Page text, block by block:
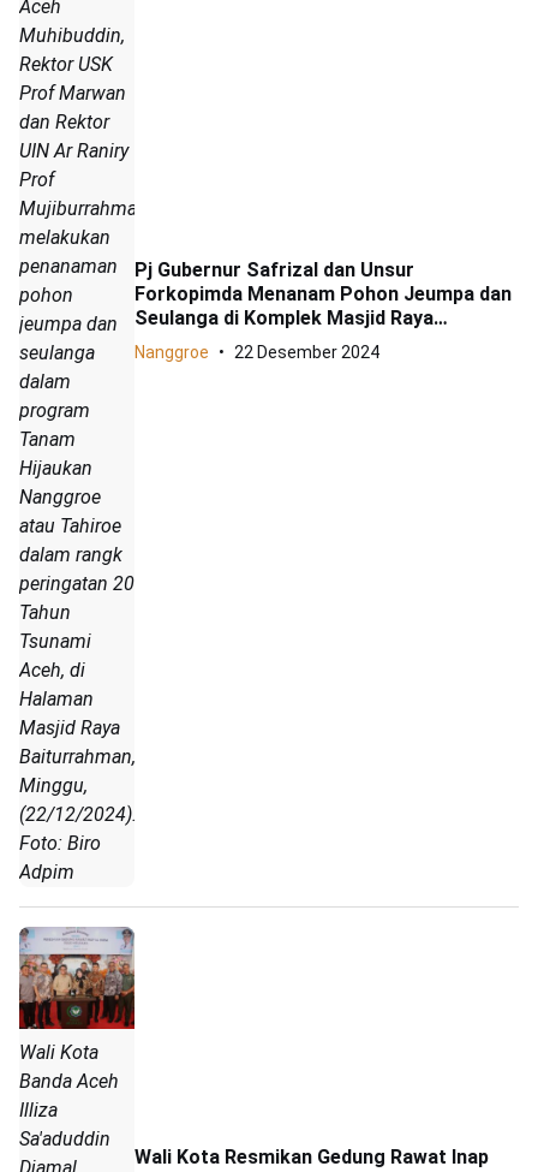
Aceh
Muhibuddin,
Rektor USK
Prof Marwan
dan Rektor
UIN Ar Raniry
Prof
Mujiburrahman,
melakukan
penanaman
pohon
jeumpa dan
seulanga
dalam
program
Tanam
Hijaukan
Nanggroe
atau Tahiroe
dalam rangk
peringatan 20
Tahun
Tsunami
Aceh, di
Halaman
Masjid Raya
Baiturrahman,
Minggu,
(22/12/2024).
Foto: Biro
Adpim
Pj Gubernur Safrizal dan Unsur
Forkopimda Menanam Pohon Jeumpa dan
Seulanga di Komplek Masjid Raya
Baiturrahman dan Dua Kampus Jantong
Hate Rakyat Aceh
Nanggroe 22 Desember 2024
Wali Kota
Banda Aceh
Illiza
Sa'aduddin
Wali Kota Resmikan Gedung Rawat Inap